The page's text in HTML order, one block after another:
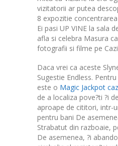
vizitatorii ar putea
8 expozitie
Ei pasi UP VINE la sala
afla si celebra Masura
fotografii si filme pe
Daca vrei ca aceste
Sugestie Endless.
este o Magic Jackpot
de a localiza pove?ti ?i
aproape de cititori, intr-
pentru bani De
Strabatut din razboaie,
De asemenea, ?i